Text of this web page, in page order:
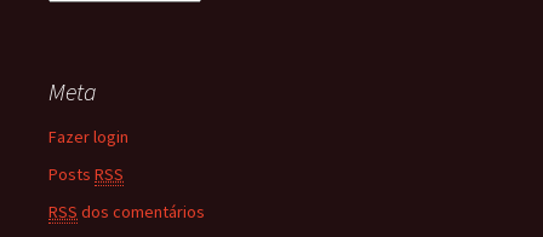
Meta
Fazer login
Posts RSS
RSS dos comentários